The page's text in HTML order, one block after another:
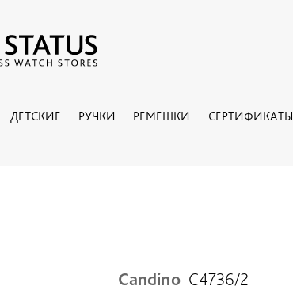
ДЕТСКИЕ РУЧКИ РЕМЕШКИ СЕРТИФИКАТЫ
Candino C4736/2